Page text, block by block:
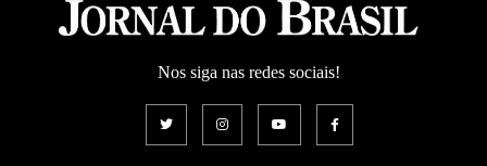
Nos siga nas redes sociais!